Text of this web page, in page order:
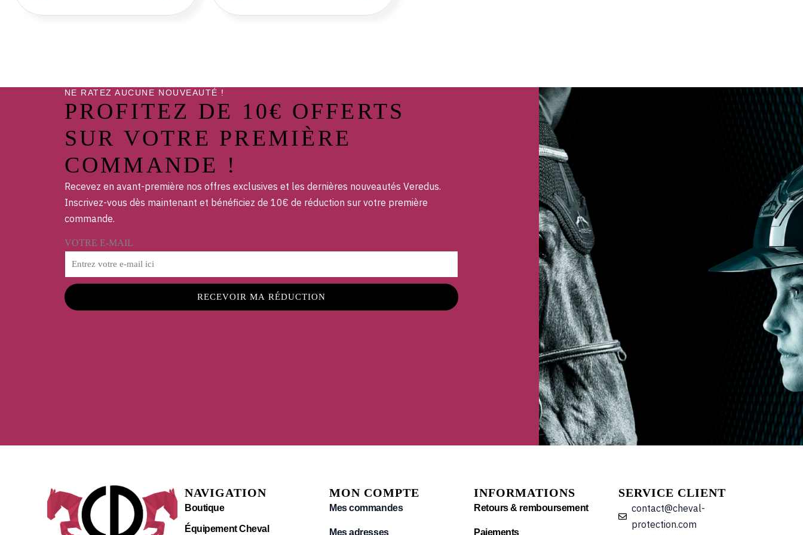
NE RATEZ AUCUNE NOUVEAUTÉ !
PROFITEZ DE 10€ OFFERTS
SUR VOTRE PREMIÈRE
COMMANDE !
Recevez en avant-première nos offres exclusives et les dernières nouveautés Veredus.
Inscrivez-vous dès maintenant et bénéficiez de 10€ de réduction sur votre première
commande.
VOTRE E-MAIL
RECEVOIR MA RÉDUCTION
NAVIGATION
Boutique
Équipement Cheval
MON COMPTE
Mes commandes
Mes adresses
INFORMATIONS
Retours & remboursement
Paiements
SERVICE CLIENT
contact@cheval-
protection.com